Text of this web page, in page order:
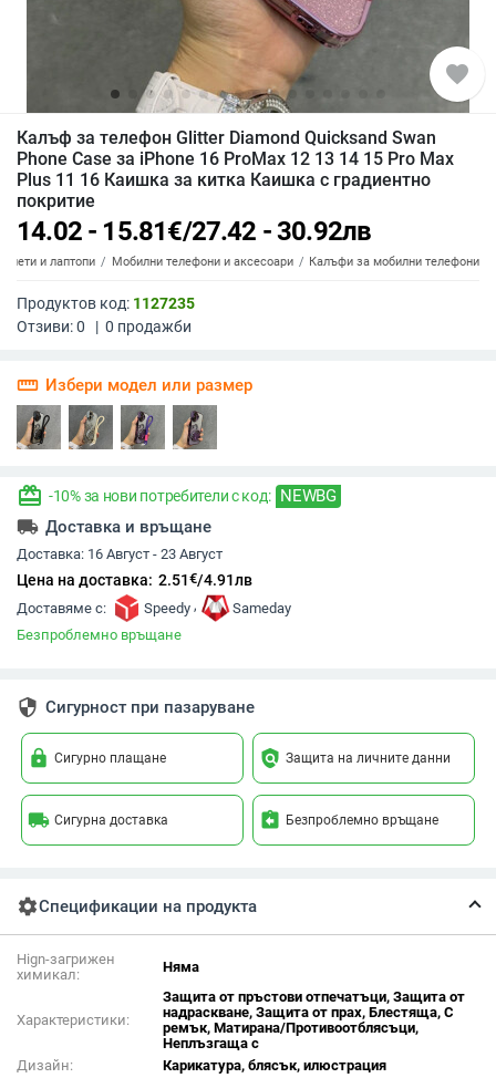
favorite
Калъф за телефон Glitter Diamond Quicksand Swan
Phone Case за iPhone 16 ProMax 12 13 14 15 Pro Max
Plus 11 16 Каишка за китка Каишка с градиентно
покритие
14.02 - 15.81€/27.42 - 30.92лв
и лаптопи Мобилни телефони и аксесоари Калъфи за мобилни телефони
Продуктов код: 1127235
Отзиви:0 | 0 продажби
straighten Избери модел или размер
redeem -10% за нови потребители с код: NEWBG
local_shipping Доставка и връщане
Доставка: 16 Август - 23 Август
Цена на доставка: 2.51€/4.91лв
Доставяме с: Speedy ,
Sameday
Безпроблемно връщане
security Сигурност при пазаруване
lock Сигурно плащане policy Защита на личните данни
local_shipping Сигурна доставка assignment_return Безпроблемно връщане
settingsСпецификации на продукта
Hign-загрижен
химикал:
Няма
Характеристики:
Защита от пръстови отпечатъци, Защита от
надраскване, Защита от прах, Блестяща, С
ремък, Матирана/Противоотблясъци,
Неплъзгаща с
Дизайн:
Карикатура, блясък, илюстрация